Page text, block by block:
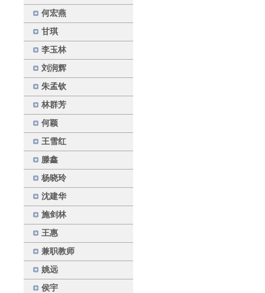
何宏燕
甘琪
李玉林
刘润辉
朱孟钦
林群芳
何颖
王雪红
滕鑫
杨晓玲
沈建华
施剑林
王惠
兼职教师
姚远
侯宇